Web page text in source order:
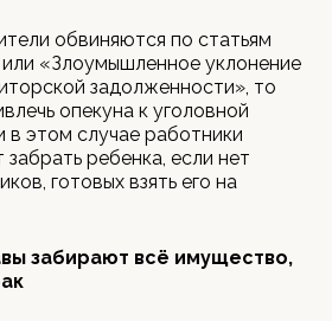
обвиняются по статьям
«Злоумышленное уклонение
задолженности», то
опекуна к уголовной
в этом случае работники
забрать ребенка, если нет
готовых взять его на
забирают всё имущество,